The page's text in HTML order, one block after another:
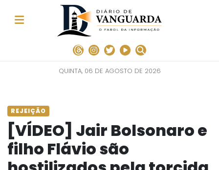
QUINTA, 06 DE AGOSTO DE 2026
REJEIÇÃO
[VÍDEO] Jair Bolsonaro e
filho Flávio são